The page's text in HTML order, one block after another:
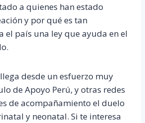
a quienes han estado
y por qué es tan
el país una ley que ayuda en el
desde un esfuerzo muy
de Apoyo Perú, y otras redes
de acompañamiento el duelo
y neonatal. Si te interesa